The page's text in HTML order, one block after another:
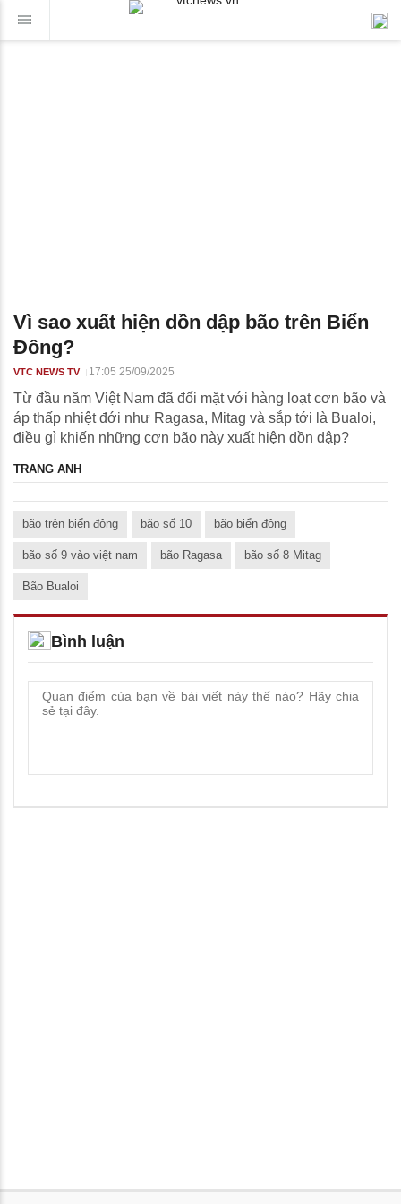
Vì sao xuất hiện dồn dập bão trên Biển
Đông?
VTC NEWS TV 17:05 25/09/2025
Từ đầu năm Việt Nam đã đối mặt với hàng loạt cơn bão và
áp thấp nhiệt đới như Ragasa, Mitag và sắp tới là Bualoi,
điều gì khiến những cơn bão này xuất hiện dồn dập?
TRANG ANH
bão trên biển đông bão số 10 bão biển đông
bão số 9 vào việt nam bão Ragasa bão số 8 Mitag
Bão Bualoi
Bình luận